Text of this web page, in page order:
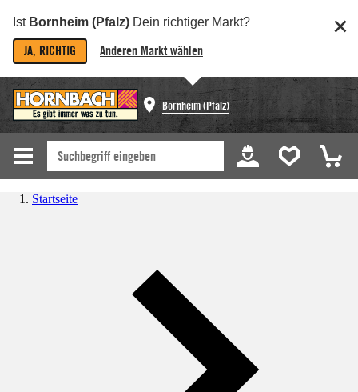
Ist Bornheim (Pfalz) Dein richtiger Markt?
JA, RICHTIG Anderen Markt wählen
Bornheim (Pfalz)
Startseite